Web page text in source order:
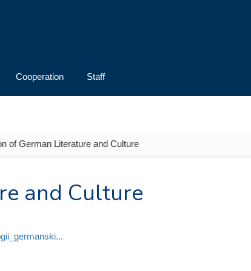
Cooperation Staff
of German Literature and Culture
and Culture